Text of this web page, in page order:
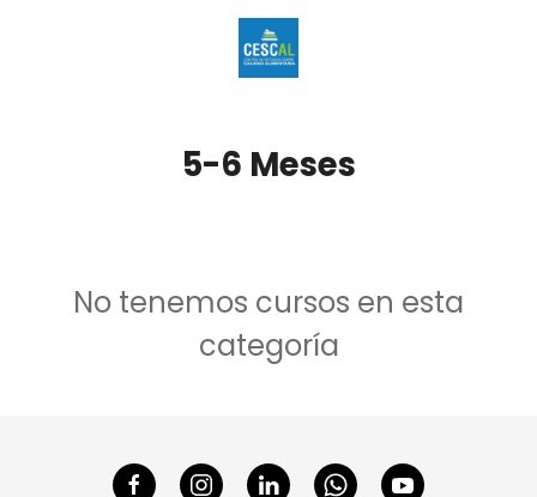
5-6 Meses
No tenemos cursos en esta
categoría